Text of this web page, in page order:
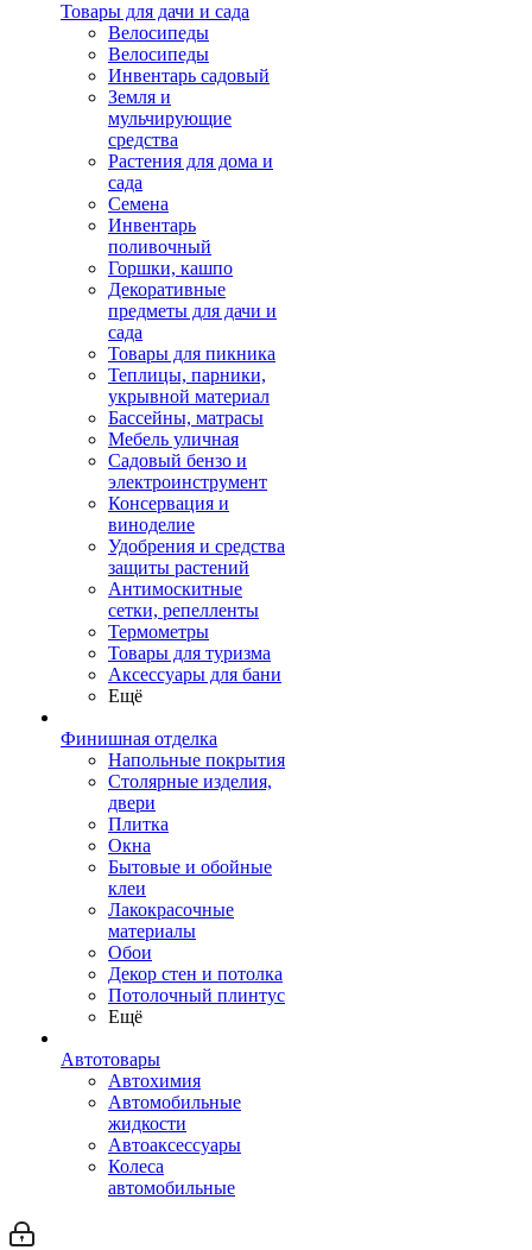
Товары для дачи и сада
Велосипеды
Велосипеды
Инвентарь садовый
Земля и
мульчирующие
средства
Растения для дома и
сада
Семена
Инвентарь
поливочный
Горшки, кашпо
Декоративные
предметы для дачи и
сада
Товары для пикника
Теплицы, парники,
укрывной материал
Бассейны, матрасы
Мебель уличная
Садовый бензо и
электроинструмент
Консервация и
виноделие
Удобрения и средства
защиты растений
Антимоскитные
сетки, репелленты
Термометры
Товары для туризма
Аксессуары для бани
Ещё
Финишная отделка
Напольные покрытия
Столярные изделия,
двери
Плитка
Окна
Бытовые и обойные
клеи
Лакокрасочные
материалы
Обои
Декор стен и потолка
Потолочный плинтус
Ещё
Автотовары
Автохимия
Автомобильные
жидкости
Автоаксессуары
Колеса
автомобильные